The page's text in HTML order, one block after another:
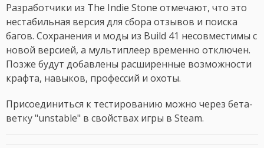
Разработчики из The Indie Stone отмечают, что это
нестабильная версия для сбора отзывов и поиска
багов. Сохранения и моды из Build 41 несовместимы с
новой версией, а мультиплеер временно отключен.
Позже будут добавлены расширенные возможности
крафта, навыков, профессий и охоты.
Присоединиться к тестированию можно через бета-
ветку "unstable" в свойствах игры в Steam.